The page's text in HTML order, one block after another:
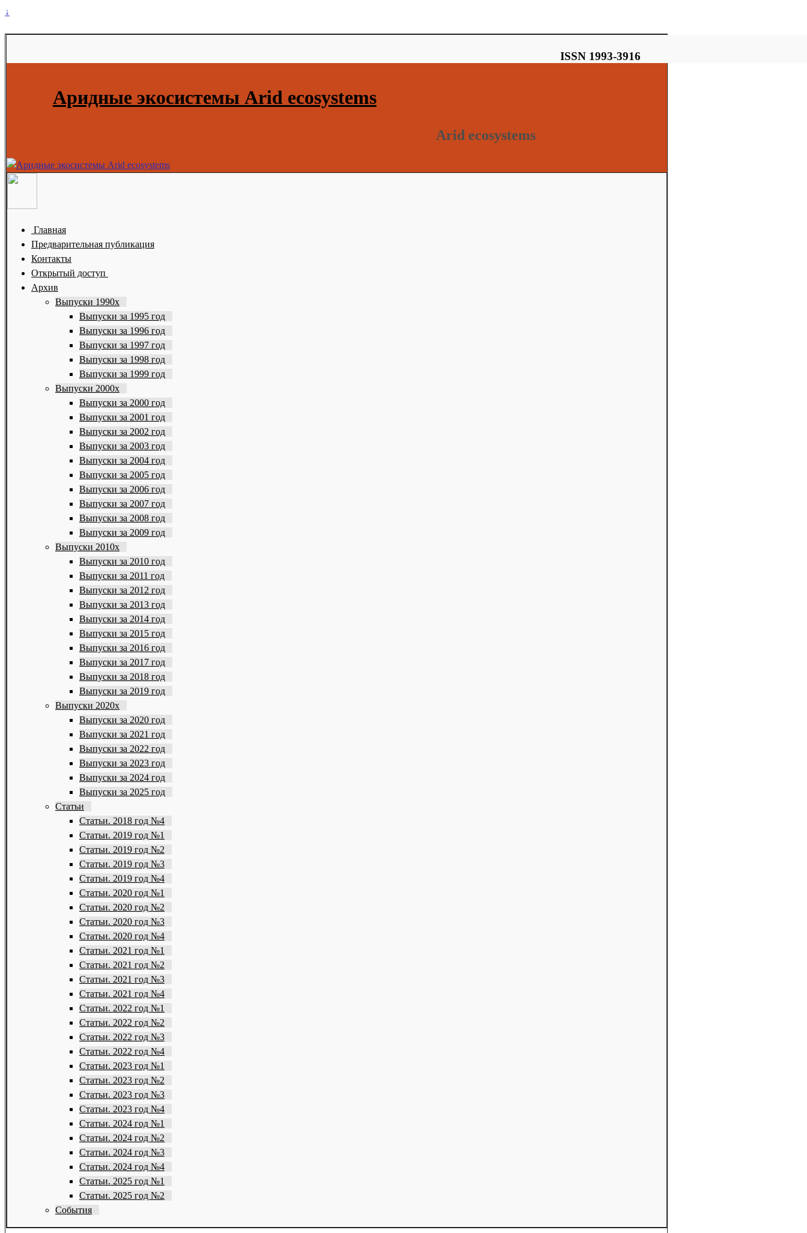
↓
ISSN 1993-3916
Аридные экосистемы Arid ecosystems
Arid ecosystems
Главная
Предварительная публикация
Контакты
Открытый доступ
Архив
Выпуски 1990х
Выпуски за 1995 год
Выпуски за 1996 год
Выпуски за 1997 год
Выпуски за 1998 год
Выпуски за 1999 год
Выпуски 2000х
Выпуски за 2000 год
Выпуски за 2001 год
Выпуски за 2002 год
Выпуски за 2003 год
Выпуски за 2004 год
Выпуски за 2005 год
Выпуски за 2006 год
Выпуски за 2007 год
Выпуски за 2008 год
Выпуски за 2009 год
Выпуски 2010х
Выпуски за 2010 год
Выпуски за 2011 год
Выпуски за 2012 год
Выпуски за 2013 год
Выпуски за 2014 год
Выпуски за 2015 год
Выпуски за 2016 год
Выпуски за 2017 год
Выпуски за 2018 год
Выпуски за 2019 год
Выпуски 2020х
Выпуски за 2020 год
Выпуски за 2021 год
Выпуски за 2022 год
Выпуски за 2023 год
Выпуски за 2024 год
Выпуски за 2025 год
Статьи
Статьи. 2018 год №4
Статьи. 2019 год №1
Статьи. 2019 год №2
Статьи. 2019 год №3
Статьи. 2019 год №4
Статьи. 2020 год №1
Статьи. 2020 год №2
Статьи. 2020 год №3
Статьи. 2020 год №4
Статьи. 2021 год №1
Статьи. 2021 год №2
Статьи. 2021 год №3
Статьи. 2021 год №4
Статьи. 2022 год №1
Статьи. 2022 год №2
Статьи. 2022 год №3
Статьи. 2022 год №4
Статьи. 2023 год №1
Статьи. 2023 год №2
Статьи. 2023 год №3
Статьи. 2023 год №4
Статьи. 2024 год №1
Статьи. 2024 год №2
Статьи. 2024 год №3
Статьи. 2024 год №4
Статьи. 2025 год №1
Статьи. 2025 год №2
События